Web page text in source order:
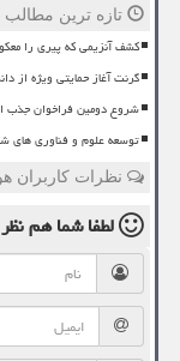
تازه ترین
کشف آنزیمی که پیری را
گرنت آغاز حمایتی ویژه از دانش آموختگان
شروع دومین فراخوان
توسعه علوم و فناوری های
نظرات کاربران
لطفا شما هم